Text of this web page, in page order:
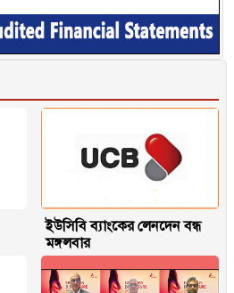
ইউসিবি ব্যাংকের লেনদেন বন্ধ
মঙ্গলবার